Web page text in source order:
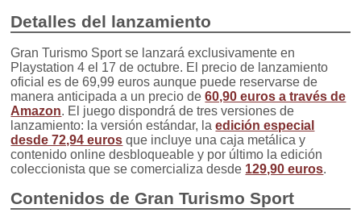
Detalles del lanzamiento
Gran Turismo Sport se lanzará exclusivamente en
Playstation 4 el 17 de octubre. El precio de lanzamiento
oficial es de 69,99 euros aunque puede reservarse de
manera anticipada a un precio de60,90 euros a través de
Amazon. El juego dispondrá de tres versiones de
lanzamiento: la versión estándar, laedición especial
desde 72,94 euros que incluye una caja metálica y
contenido online desbloqueable y por último la edición
coleccionista que se comercializa desde 129,90 euros.
Contenidos de Gran Turismo Sport